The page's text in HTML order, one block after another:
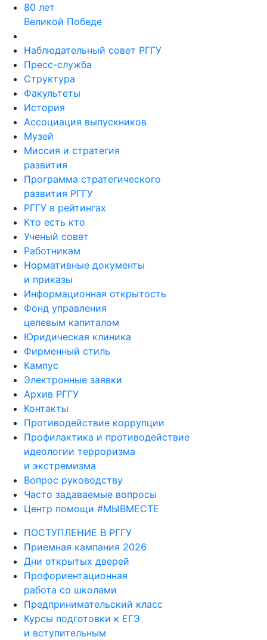
80 лет
Великой Победе
Наблюдательный совет РГГУ
Пресс-служба
Структура
Факультеты
История
Ассоциация выпускников
Музей
Миссия и стратегия
развития
Программа стратегического
развития РГГУ
РГГУ в рейтингах
Кто есть кто
Ученый совет
Работникам
Нормативные документы
и приказы
Информационная открытость
Фонд управления
целевым капиталом
Юридическая клиника
Фирменный стиль
Кампус
Электронные заявки
Архив РГГУ
Контакты
Противодействие коррупции
Профилактика и противодействие
идеологии терроризма
и экстремизма
Вопрос руководству
Часто задаваемые вопросы
Центр помощи #МЫВМЕСТЕ
ПОСТУПЛЕНИЕ В РГГУ
Приемная кампания 2026
Дни открытых дверей
Профориентационная
работа со школами
Предпринимательский класс
Курсы подготовки к ЕГЭ
и вступительным